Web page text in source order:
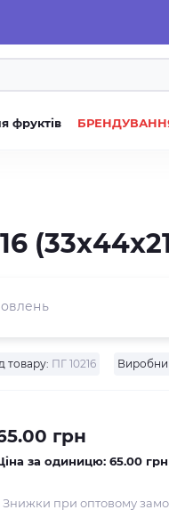
фруктів
товару: ПГ 10216
грн
за одиницю: 65.00 грн
Знижки при оптовому